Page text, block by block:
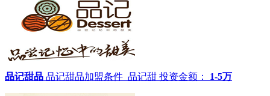
品记甜品 品记甜品加盟条件_品记甜 投资金额： 1-5万